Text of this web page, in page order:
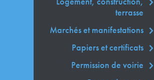
terrasse
Marchés et manifestations
Papiers et certificats
Permission de voirie